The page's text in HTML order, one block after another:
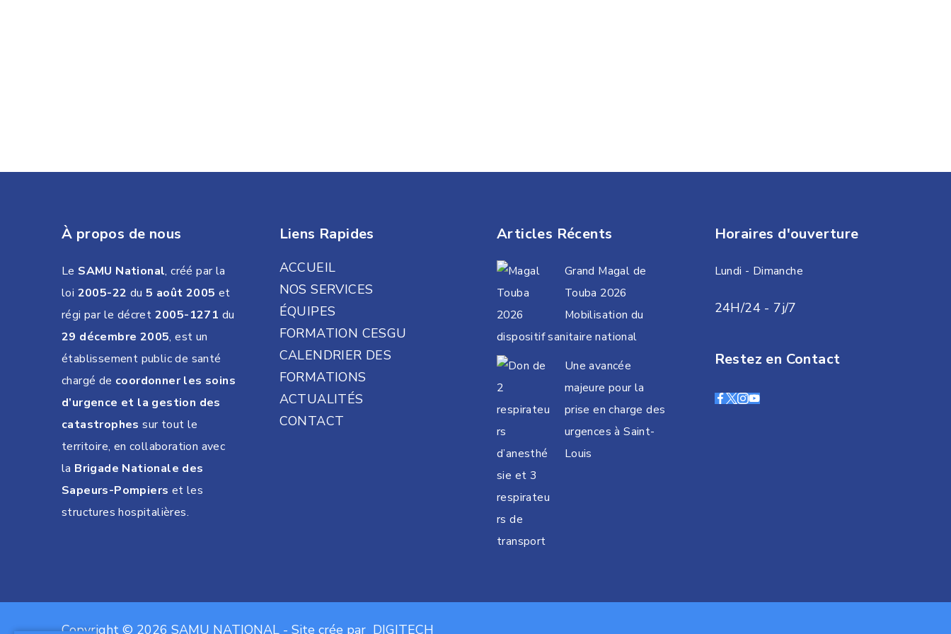
À propos de nous
Le SAMU National, créé par la
loi 2005-22 du5 août 2005 et
régi par le décret 2005-1271 du
29 décembre 2005, est un
établissement public de santé
chargé de coordonner les soins
d’urgence et la gestion des
catastrophes sur tout le
territoire, en collaboration avec
la Brigade Nationale des
Sapeurs-Pompiers et les
structures hospitalières.
Liens Rapides
ACCUEIL
NOS SERVICES
ÉQUIPES
FORMATION CESGU
CALENDRIER DES
FORMATIONS
ACTUALITÉS
CONTACT
Articles Récents
Grand Magal de
Touba 2026
Mobilisation du
dispositif sanitaire national
Une avancée
majeure pour la
prise en charge des
urgences à Saint-
Louis
Horaires d'ouverture
Lundi - Dimanche
24H/24 - 7j/7
Restez en Contact
Copyright © 2026 SAMU NATIONAL - Site crée par DIGITECH